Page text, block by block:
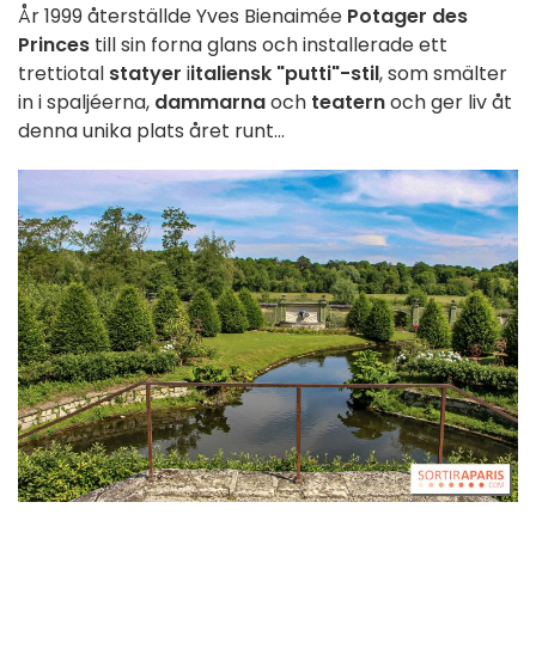
År 1999 återställde Yves Bienaimée Potager des
Princes till sin forna glans och installerade ett
trettiotal statyer iitaliensk "putti"-stil, som smälter
in i spaljéerna, dammarnaoch teaternoch ger liv åt
denna unika plats året runt...